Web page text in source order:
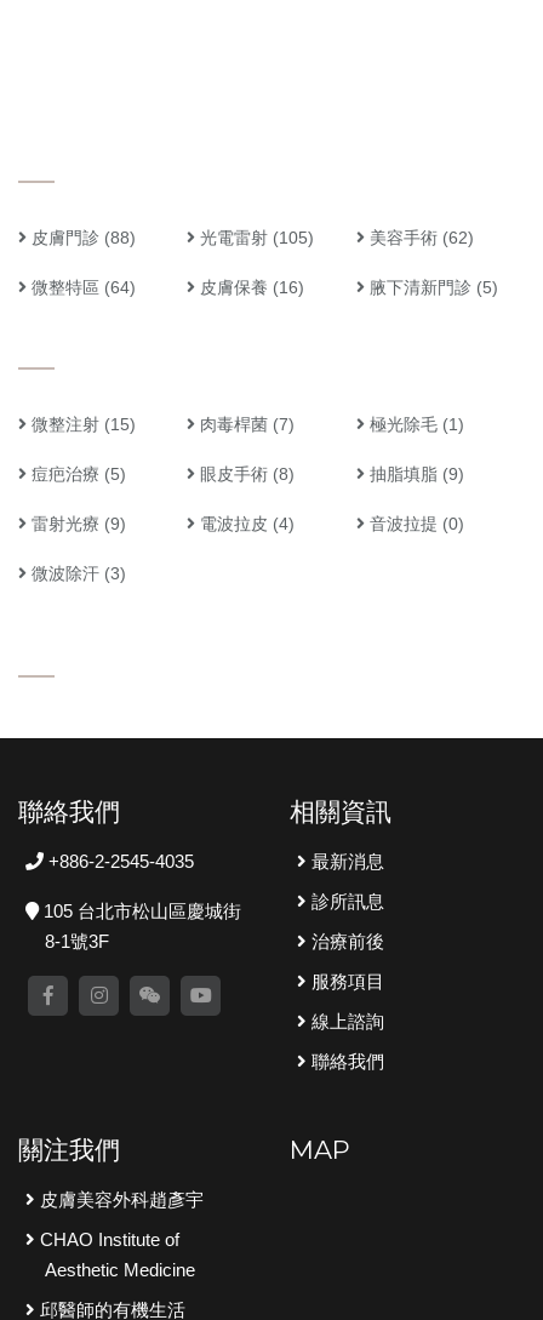
皮膚門診 (88) 光電雷射 (105) 美容手術 (62)
微整特區 (64) 皮膚保養 (16) 腋下清新門診 (5)
微整注射 (15) 肉毒桿菌 (7) 極光除毛 (1)
痘疤治療 (5) 眼皮手術 (8) 抽脂填脂 (9)
雷射光療 (9) 電波拉皮 (4) 音波拉提 (0)
微波除汗 (3)
聯絡我們
+886-2-2545-4035
105 台北市松山區慶城街
8-1號3F
相關資訊
最新消息
診所訊息
治療前後
服務項目
線上諮詢
聯絡我們
關注我們
皮膚美容外科趙彥宇
CHAO Institute of
Aesthetic Medicine
邱醫師的有機生活
MAP